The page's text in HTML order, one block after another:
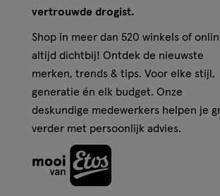
vertrouwde drogist.
Shop in meer dan 520 winkels of
altijd dichtbij! Ontdek de nieuwste
merken, trends & tips. Voor elke stijl,
generatie én elk budget. Onze
deskundige medewerkers helpen je
verder met persoonlijk advies.